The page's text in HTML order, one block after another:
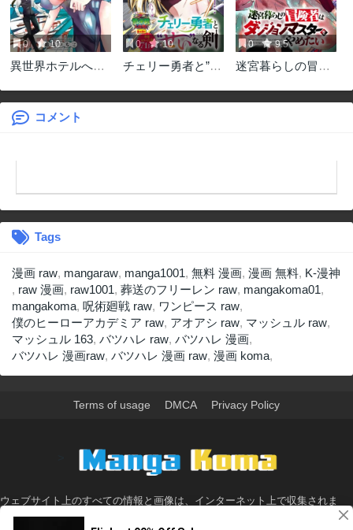
0 10
異世界ホテルへよ
ら溺愛されて困っ
てます～
0 10
チェリー勇者と”せ
0 9.5
迷宮暮らしの冒険
コメント
Tags
漫画 raw, mangaraw, manga1001, 無料 漫画, 漫画 無料, K-漫神
, raw 漫画, raw1001, 葬送のフリーレン raw, mangakoma01,
mangakoma, 呪術廻戦 raw, ワンピース raw,
僕のヒーローアカデミア raw, アオアシ raw, マッシュル raw,
マッシュル 163, バツハレ raw, バツハレ 漫画,
バツハレ 漫画raw, バツハレ 漫画 raw, 漫画 koma,
Terms of usage DMCA Privacy Policy
ウェブサイト上のすべての情報と画像は、インターネット上で収集されま
す。 このウェブサイトの情報については、所有していないか、責任を負いま